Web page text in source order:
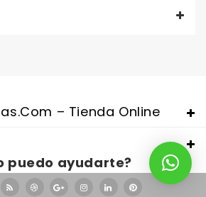
– Tienda Online
puedo ayudarte?